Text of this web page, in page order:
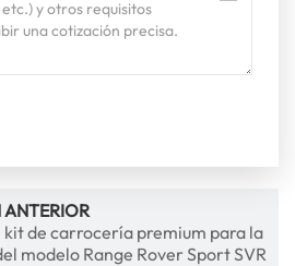
kit de carrocería premium para la
modelo Range Rover Sport SVR